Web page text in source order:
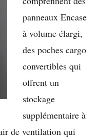
panneaux Encase
à volume élargi,
des poches cargo
convertibles qui
offrent un
stockage
supplémentaire à
de ventilation qui